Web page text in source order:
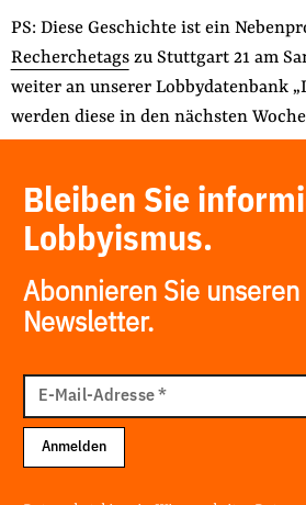
PS: Diese Geschichte ist ein
Recherchetagszu Stuttgart 21 am
weiter an unserer Lobbydatenbank
werden diese in den nächsten
Bleiben Sie
Lobbyismus.
Abonnieren Sie
Newsletter.
Mail
Adresse
E-Mail-Adresse*
Anmelden